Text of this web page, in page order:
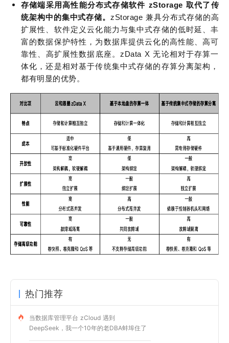
存储端采用高性能分布式存储软件 zStorage 取代了传
统架构中的集中式存储。zStorage 兼具分布式存储的高
扩展性、软件定义云化能力与集中式存储的低时延、丰
富的数据保护特性，为数据库提供云化的高性能、高可
靠性、高扩展性数据底座。zData X 无论相对于存算一
体化，还是相对基于传统集中式存储的存算分离架构，
都有明显的优势。
热门推荐
当数据库管理平台 zCloud 遇到
DeepSeek，我一个10年的老DBA蚌埠住了